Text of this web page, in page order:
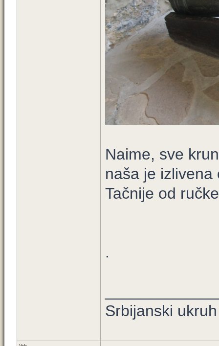
Naime, sve
naša je izlivena
Tačnije od
.
Srbijanski ukruh